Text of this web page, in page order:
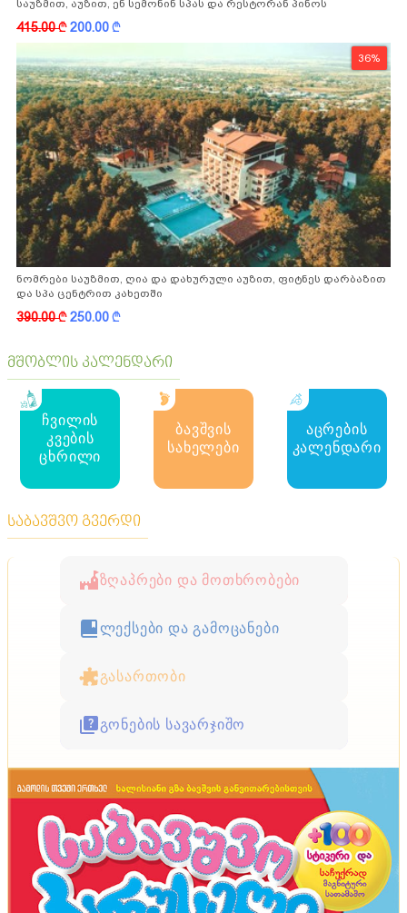
საუზმით, აუზით, ენ სემონინ სპას და რესტორან პინოს
415.00k200.00k
36%
ნომრები საუზმით, ღია და დახურული აუზით, ფიტნეს დარბაზით
და სპა ცენტრით კახეთში
390.00k250.00k
მშობლის კალენდარი
ჩვილის
კვების
ცხრილი
ბავშვის
სახელები
აცრების
კალენდარი
საბავშვო გვერდი
ზღაპრები და მოთხრობები
ლექსები და გამოცანები
გასართობი
გონების სავარჯიშო